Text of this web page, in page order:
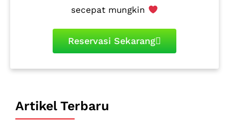
secepat mungkin
Reservasi Sekarang
Artikel Terbaru